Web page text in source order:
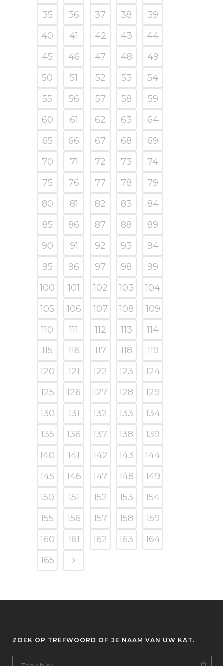
35
36 37 38
39
40
41 42 43
44
45
46 47 48
49
50
51 52 53
54
55
56 57 58
59
60
61 62 63
64
65
66 67 68
69
70
71 72 73
74
75
76 77 78
79
80
81 82 83
84
85
86 87 88
89
90
91 92 93
94
95
96 97 98
99
100
101 102 103
104
105
106 107 108
109
110
111 112 113
114
115
116 117 118
119
120
121 122 123
124
125
126 127 128
129
130
131 132 133
134
135
136 137 138
139
140
141 142 143
144
145
146 147 148
149
150
151 152 153
154
155
156 157 158
159
160
161 162 163
164
165
ZOEK OP TREFWOORD OF DE NAAM VAN UW KAT.